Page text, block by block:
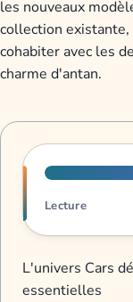
les nouveaux
collection
cohabiter avec les
charme d'antan.
Progression de
Lecture
L'univers Cars
essentielles